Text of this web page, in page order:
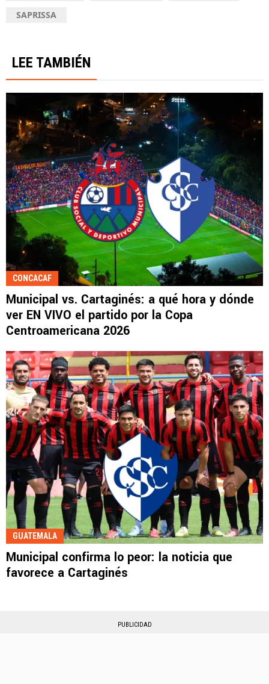
SAPRISSA
LEE TAMBIÉN
CONCACAF
Municipal vs. Cartaginés: a qué hora y dónde
ver EN VIVO el partido por la Copa
Centroamericana 2026
GUATEMALA
Municipal confirma lo peor: la noticia que
favorece a Cartaginés
PUBLICIDAD